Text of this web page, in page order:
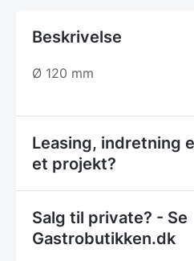
Beskrivelse
Ø 120 mm
Leasing, indretning
et projekt?
Salg til private? - Se
Gastrobutikken.dk